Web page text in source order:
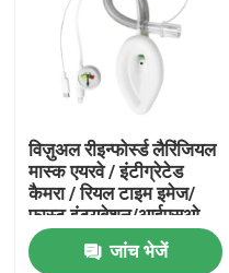
वीआर दिखाएँ
फैक्टरी यात्रा
गुणवत्ता नियंत्रण
विज़ुअल रीइन्फोर्स्ड लैरिंजियल
मास्क एयरवे / इंटीग्रेटेड
कैमरा / रियल टाइम इमेज/
फास्ट इंट्यूबेशन/आईएसओ
जांच भेजें